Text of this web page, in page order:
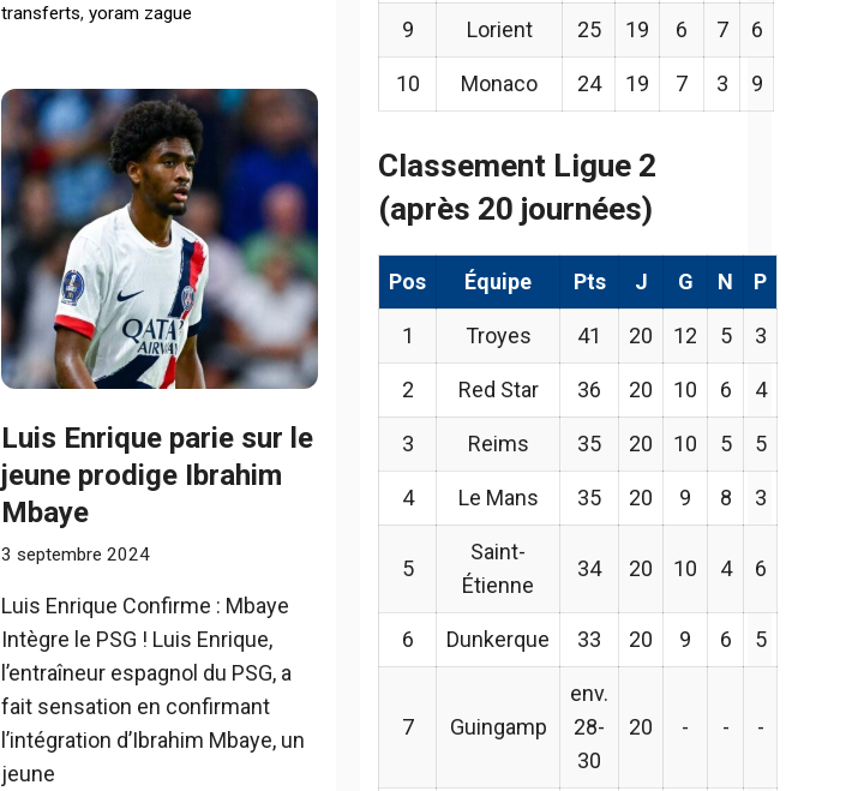
transferts, yoram zague
Luis Enrique parie sur le
jeune prodige Ibrahim
Mbaye
3 septembre 2024
Luis Enrique Confirme : Mbaye
Intègre le PSG ! Luis Enrique,
l’entraîneur espagnol du PSG, a
fait sensation en confirmant
l’intégration d’Ibrahim Mbaye, un
jeune
9 Lorient 25 19 6 7 6
10 Monaco 24 19 7 3 9
Classement Ligue 2
(après 20 journées)
Pos Équipe Pts J G N P
1 Troyes 41 20 12 5 3
2 Red Star 36 20 10 6 4
3 Reims 35 20 10 5 5
4 Le Mans 35 20 9 8 3
5
Saint-
Étienne
34 20 10 4 6
6 Dunkerque 33 20 9 6 5
7 Guingamp
env.
28-
30
20 - - -